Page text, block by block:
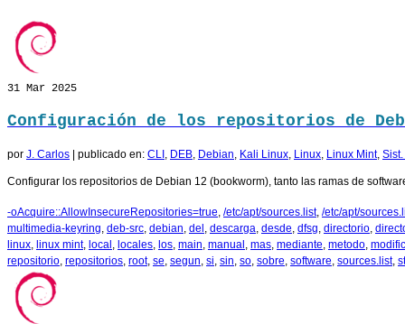
31 Mar 2025
Configuración de los repositorios de
por J. Carlos publicado en: CLI , DEB, Debian, Kali Linux, Linux, Linux Mint,
Configurar los repositorios de Debian 12 (bookworm), tanto las ramas de
-oAcquire::AllowInsecureRepositories=true, /etc/apt/sources.list, /etc/apt/
multimedia-keyring, deb-src, debian, del , descarga, desde, dfsg, directorio,
linux, linux mint, local , locales, los, main, manual , mas, mediante, metodo,
repositorio, repositorios, root, se, segun, si, sin, so, sobre, software, sources.list,